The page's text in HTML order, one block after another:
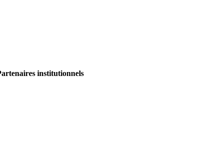
institutionnels